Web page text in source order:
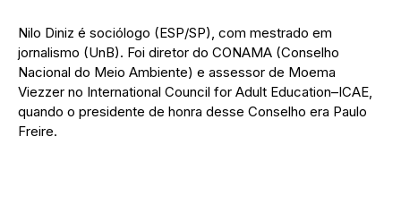
Nilo Diniz é sociólogo (ESP/SP), com mestrado em
jornalismo (UnB). Foi diretor do CONAMA (Conselho
Nacional do Meio Ambiente) e assessor de Moema
Viezzer no International Council for Adult Education–ICAE,
quando o presidente de honra desse Conselho era Paulo
Freire.